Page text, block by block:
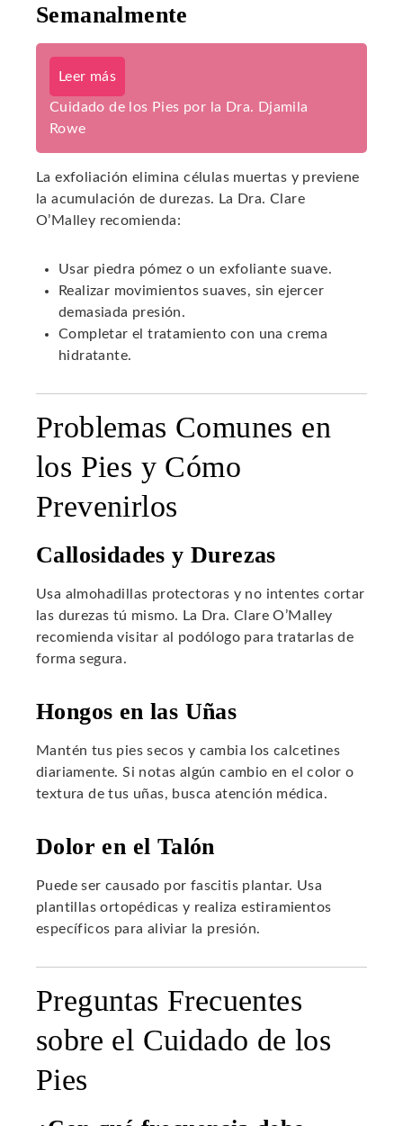
Semanalmente
Leer más
Cuidado de los Pies por la Dra. Djamila
Rowe
La exfoliación elimina células muertas y previene
la acumulación de durezas. La Dra. Clare
O’Malley recomienda:
Usar piedra pómez o un exfoliante suave.
Realizar movimientos suaves, sin ejercer
demasiada presión.
Completar el tratamiento con una crema
hidratante.
Problemas Comunes en
los Pies y Cómo
Prevenirlos
Callosidades y Durezas
Usa almohadillas protectoras y no intentes cortar
las durezas tú mismo. La Dra. Clare O’Malley
recomienda visitar al podólogo para tratarlas de
forma segura.
Hongos en las Uñas
Mantén tus pies secos y cambia los calcetines
diariamente. Si notas algún cambio en el color o
textura de tus uñas, busca atención médica.
Dolor en el Talón
Puede ser causado por fascitis plantar. Usa
plantillas ortopédicas y realiza estiramientos
específicos para aliviar la presión.
Preguntas Frecuentes
sobre el Cuidado de los
Pies